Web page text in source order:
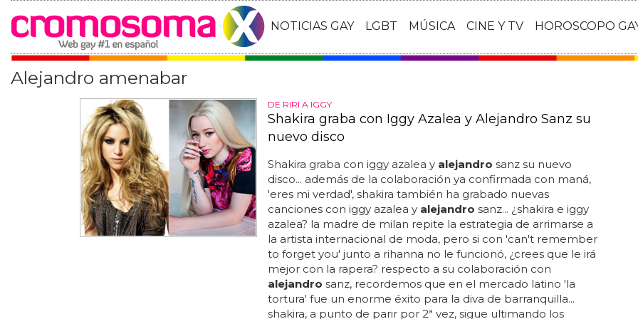
NOTICIAS GAY LGBT MÚSICA CINE Y TV HOROSCOPO
Alejandro amenabar
DE RIRI A IGGY
Shakira graba con Iggy Azalea y Alejandro Sanz su
nuevo disco
Shakira graba con iggy azalea y alejandro sanz su nuevo
disco... además de la colaboración ya confirmada con maná,
'eres mi verdad', shakira también ha grabado nuevas
canciones con iggy azalea y alejandro sanz... ¿shakira e iggy
azalea? la madre de milan repite la estrategia de arrimarse a
la artista internacional de moda, pero si con 'can't remember
to forget you' junto a rihanna no le funcionó, ¿crees que le irá
mejor con la rapera? respecto a su colaboración con
alejandro sanz, recordemos que en el mercado latino 'la
tortura' fue un enorme éxito para la diva de barranquilla...
shakira, a punto de parir por 2ª vez, sigue ultimando los